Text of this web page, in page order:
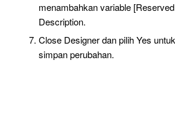
menambahkan variable
Description.
Close Designer dan pilih Yes
simpan perubahan.